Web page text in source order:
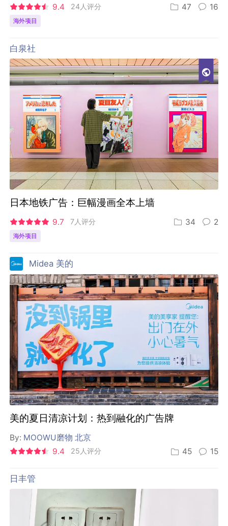
9.4 24人评分 47 16
海外项目
白泉社
日本地铁广告：巨幅漫画全本上墙
9.7 7人评分 34 2
海外项目
Midea 美的
美的夏日清凉计划：热到融化的广告牌
By: MOOWU磨物 北京
9.4
25人评分 45 15
日丰管